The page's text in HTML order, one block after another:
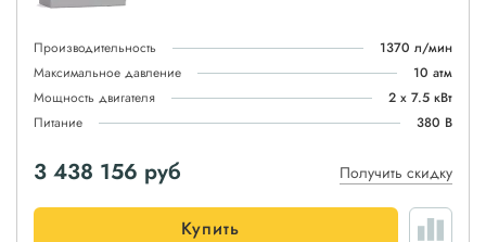
Производительность
1370 л/мин
Максимальное давление
10 атм
Мощность двигателя
2 х 7.5 кВт
Питание
380 В
3 438 156 руб Получить скидку
Купить